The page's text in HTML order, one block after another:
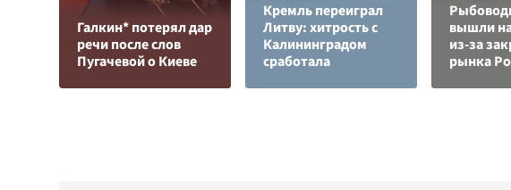
Галкин* потерял дар
речи после слов
Пугачевой о Киеве
Кремль переиграл
Литву: хитрость с
Калининградом
сработала
вышли
из-за
рынка